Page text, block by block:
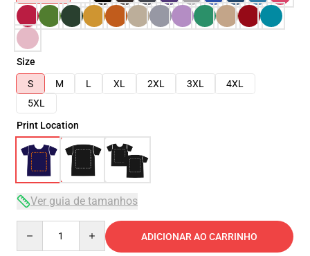
Size
S
M L XL 2XL 3XL
4XL
5XL
Print Location
Ver guia de tamanhos
ADICIONAR AO CARRINHO